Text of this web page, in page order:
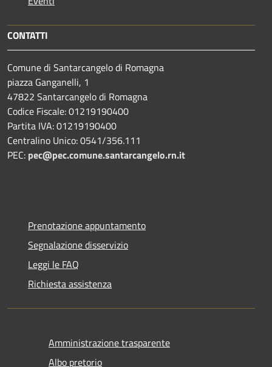
CONTATTI
Comune di Santarcangelo di Romagna
piazza Ganganelli, 1
47822 Santarcangelo di Romagna
Codice Fiscale: 01219190400
Partita IVA: 01219190400
Centralino Unico: 0541/356.111
PEC: pec@pec.comune.santarcangelo.rn.it
Prenotazione appuntamento
Segnalazione disservizio
Leggi le FAQ
Richiesta assistenza
Amministrazione trasparente
Albo pretorio